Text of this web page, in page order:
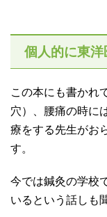
個人的に東洋
この本にも書かれ
穴）、腰痛の時に
療をする先生がお
す。
今では鍼灸の学校
いるという話しも